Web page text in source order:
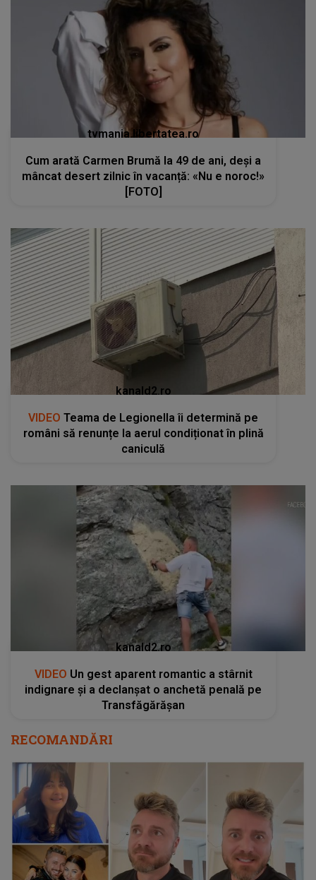
tvmania.libertatea.ro
Cum arată Carmen Brumă la 49 de ani, deși a
mâncat desert zilnic în vacanță: «Nu e noroc!»
[FOTO]
kanald2.ro
VIDEO Teama de Legionella îi determină pe
români să renunțe la aerul condiționat în plină
caniculă
kanald2.ro
VIDEO Un gest aparent romantic a stârnit
indignare și a declanșat o anchetă penală pe
Transfăgărășan
RECOMANDĂRI